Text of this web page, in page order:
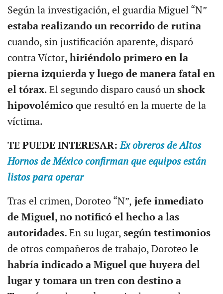
Según la investigación, el guardia Miguel “N”
estaba realizando un recorrido de rutina
cuando, sin justificación aparente, disparó
contra Víctor, hiriéndolo primero en la
pierna izquierda y luego de manera fatal en
el tórax. El segundo disparo causó un shock
hipovolémico que resultó en la muerte de la
víctima.
TE PUEDE INTERESAR:Ex obreros de Altos
Hornos de México confirman que equipos están
listos para operar
Tras el crimen, Doroteo “N”, jefe inmediato
de Miguel, no notificó el hecho a las
autoridades. En su lugar, según testimonios
de otros compañeros de trabajo, Doroteo le
habría indicado a Miguel que huyera del
lugar y tomara un tren con destino a